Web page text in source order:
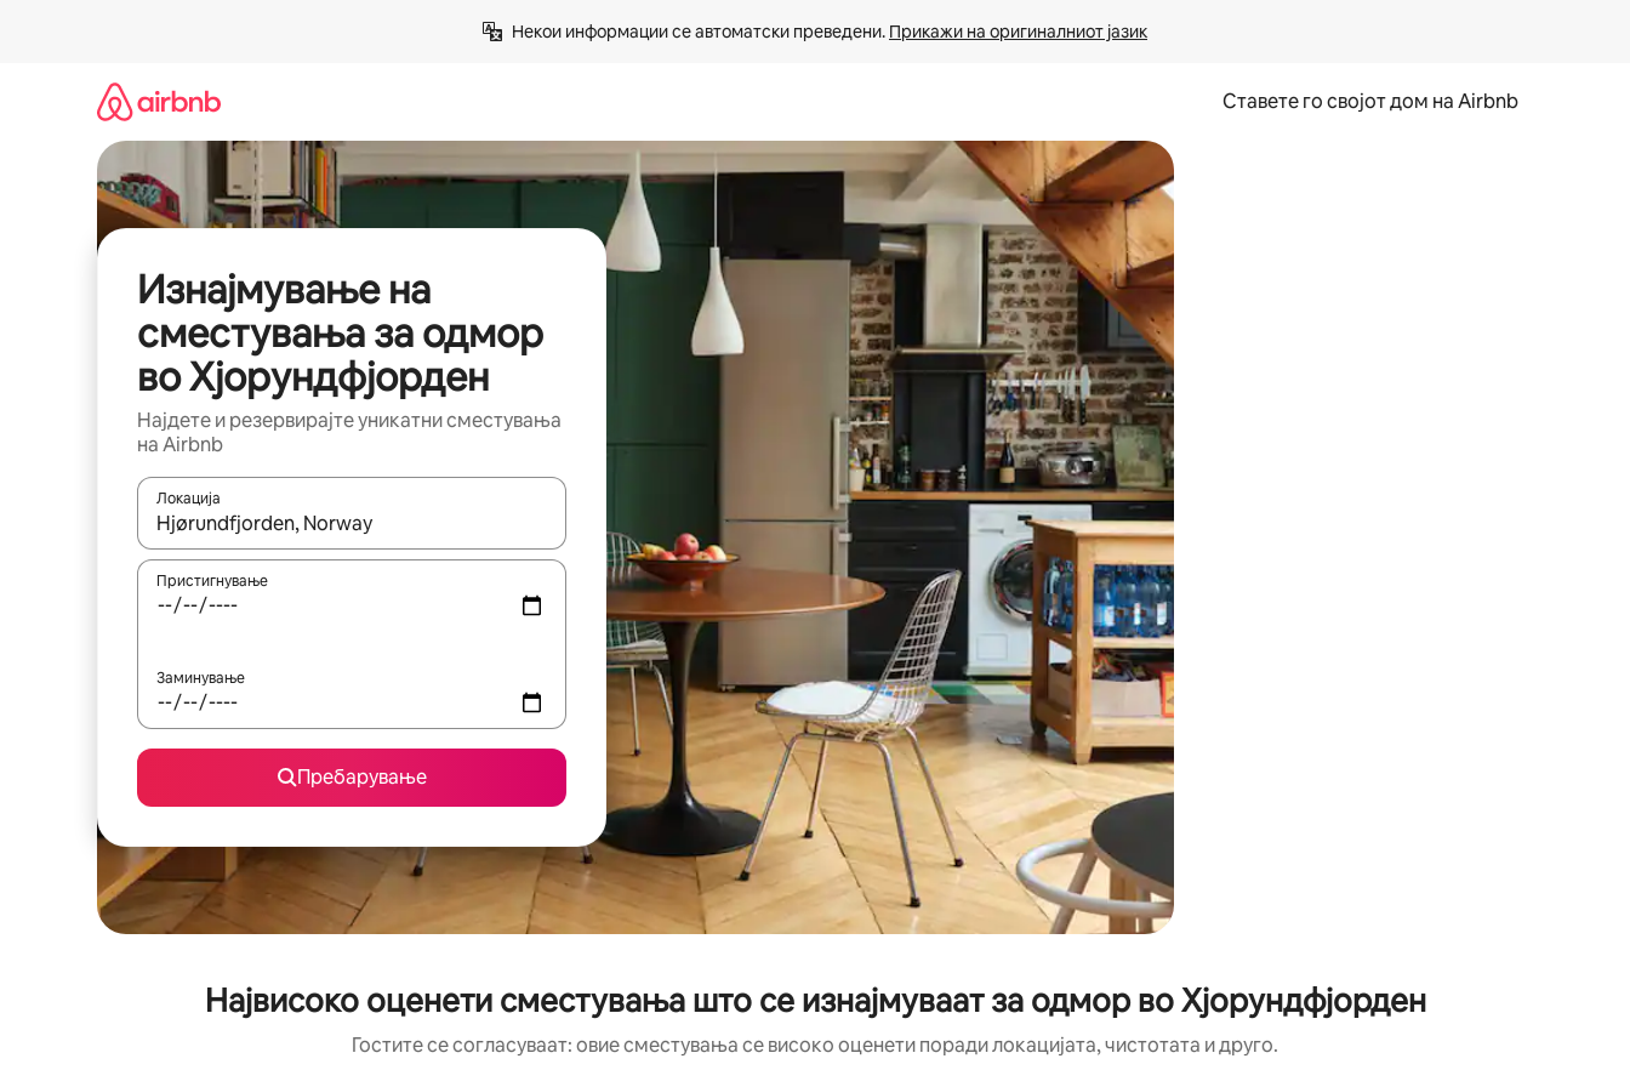
Некои информации се автоматски преведени. Прикажи на оригиналниот јазик
Ставете го својот дом на Airbnb
Изнајмување на
сместувања за одмор
во Хјорундфјорден
Најдете и резервирајте уникатни сместувања
на Airbnb
Локација
Кога резултатите се достапни, движете се со копчињата со стрелки нагоре и надолу или истражувајте со допирање или со лизгање.
Пристигнување
Заминување
Пребарување
Највисоко оценети сместувања што се изнајмуваат за одмор во Хјорундфјорден
Гостите се согласуваат: овие сместувања се високо оценети поради локацијата, чистотата и друго.